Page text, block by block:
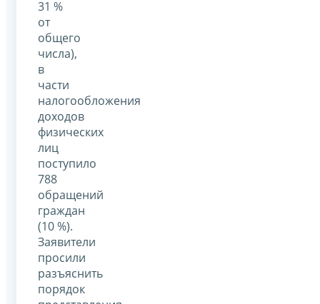
31 %
от
общего
числа),
в
части
налогообложения
доходов
физических
лиц
поступило
788
обращений
граждан
(10 %).
Заявители
просили
разъяснить
порядок